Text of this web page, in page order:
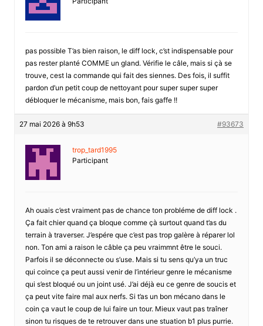
pas possible T’as bien raison, le diff lock, c’st indispensable pour
pas rester planté COMME un gland. Vérifie le câle, mais si çà se
trouve, cest la commande qui fait des siennes. Des fois, il suffit
pardon d’un petit coup de nettoyant pour super super super
débloquer le mécanisme, mais bon, fais gaffe !!
27 mai 2026 à 9h53 #93673
trop_tard1995
Participant
Ah ouais c’est vraiment pas de chance ton probléme de diff lock .
Ça fait chier quand ça bloque comme çà surtout quand t’as du
terrain à traverser. J’espére que c’est pas trop galère à réparer lol
non. Ton ami a raison le câble ça peu vraimmnt être le souci.
Parfois il se déconnecte ou s’use. Mais si tu sens qu’ya un truc
qui coince ça peut aussi venir de l’intérieur genre le mécanisme
qui s’est bloqué ou un joint usé. J’ai déjà eu ce genre de soucis et
ça peut vite faire mal aux nerfs. Si t’as un bon mécano dans le
coin ça vaut le coup de lui faire un tour. Mieux vaut pas traîner
sinon tu risques de te retrouver dans une stuation b1 plus purrie.